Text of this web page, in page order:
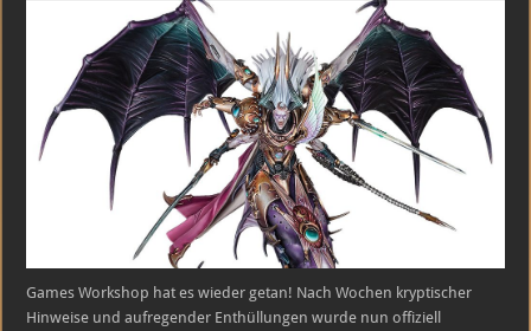
40K
Tabletop
Primarchen
Modell
angekündigt!
Fulgrim
kehrt
zurück!
Games Workshop hat es wieder getan! Nach Wochen kryptischer
Hinweise und aufregender Enthüllungen wurde nun offiziell